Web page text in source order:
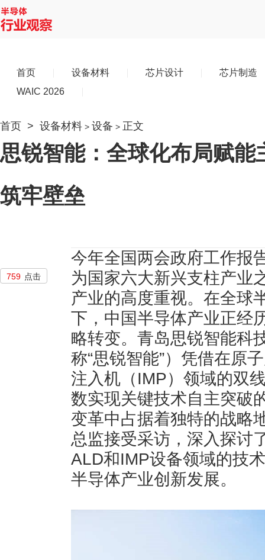
首页 设备材料 芯片设计
芯片制造
WAIC 2026
首页 > 设备材料 > 设备 > 正文
思锐智能：全球化布局赋
筑牢壁垒
759 点击
今年全国两会政府工作报
为国家六大新兴支柱产业
产业的高度重视。在全球
下，中国半导体产业正经
略转变。青岛思锐智能科
称“思锐智能”）凭借在原
注入机（IMP）领域的双
数实现关键技术自主突破
变革中占据着独特的战略
总监接受采访，深入探讨
ALD和IMP设备领域的技
半导体产业创新发展。